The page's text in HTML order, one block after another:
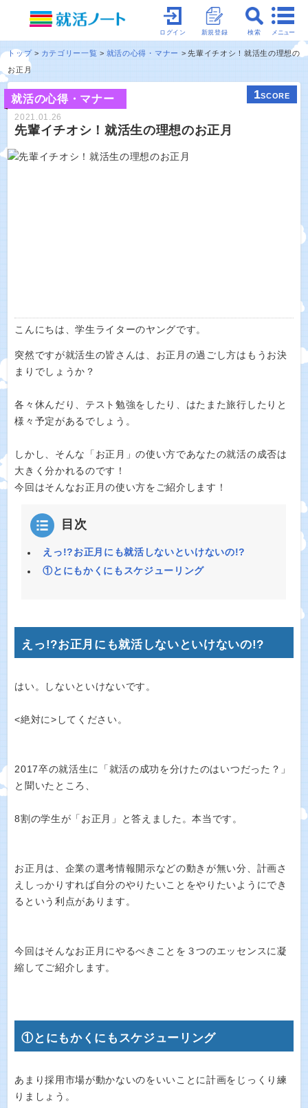
メニュー
検索
新規登録
ログイン
トップ カテゴリー一覧 就活の心得・マナー
先輩イチオシ！就活生の理想の
お正月
就活の心得・マナー 1SCORE
2021.01.26
先輩イチオシ！就活生の理想のお正月
こんにちは、学生ライターのヤングです。
突然ですが就活生の皆さんは、お正月の過ごし方はもうお決
まりでしょうか？
各々休んだり、テスト勉強をしたり、はたまた旅行したりと
様々予定があるでしょう。
しかし、そんな「お正月」の使い方であなたの就活の成否は
大きく分かれるのです！
今回はそんなお正月の使い方をご紹介します！
目次
えっ!?お正月にも就活しないといけないの!?
①とにもかくにもスケジューリング
えっ!?お正月にも就活しないといけないの!?
はい。しないといけないです。
<絶対に>してください。
2017卒の就活生に「就活の成功を分けたのはいつだった？」
と聞いたところ、
8割の学生が「お正月」と答えました。本当です。
お正月は、企業の選考情報開示などの動きが無い分、計画さ
えしっかりすれば自分のやりたいことをやりたいようにでき
るという利点があります。
今回はそんなお正月にやるべきことを３つのエッセンスに凝
縮してご紹介します。
①とにもかくにもスケジューリング
あまり採用市場が動かないのをいいことに計画をじっくり練
りましょう。